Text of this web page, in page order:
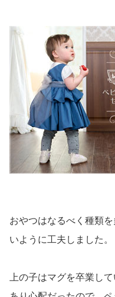
おやつはなるべく種類
いように工夫しました。
上の子はマグを卒業し